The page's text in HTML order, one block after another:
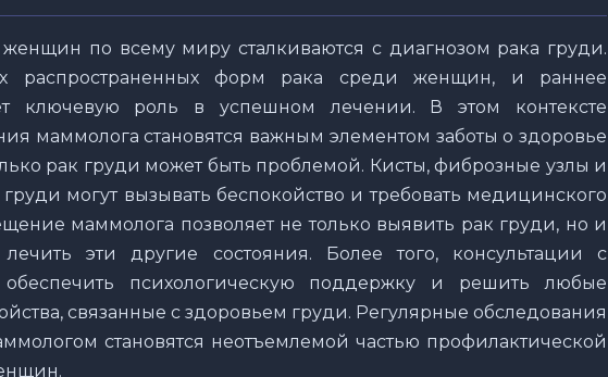
по всему миру сталкиваются с диагнозом рака груди.
распространенных форм рака среди женщин, и раннее
ключевую роль в успешном лечении. В этом контексте
маммолога становятся важным элементом заботы о здоровье
рак груди может быть проблемой. Кисты, фиброзные узлы и
могут вызывать беспокойство и требовать медицинского
маммолога позволяет не только выявить рак груди, но и
лечить эти другие состояния. Более того, консультации с
психологическую поддержку и решить любые
связанные с здоровьем груди. Регулярные обследования
становятся неотъемлемой частью профилактической